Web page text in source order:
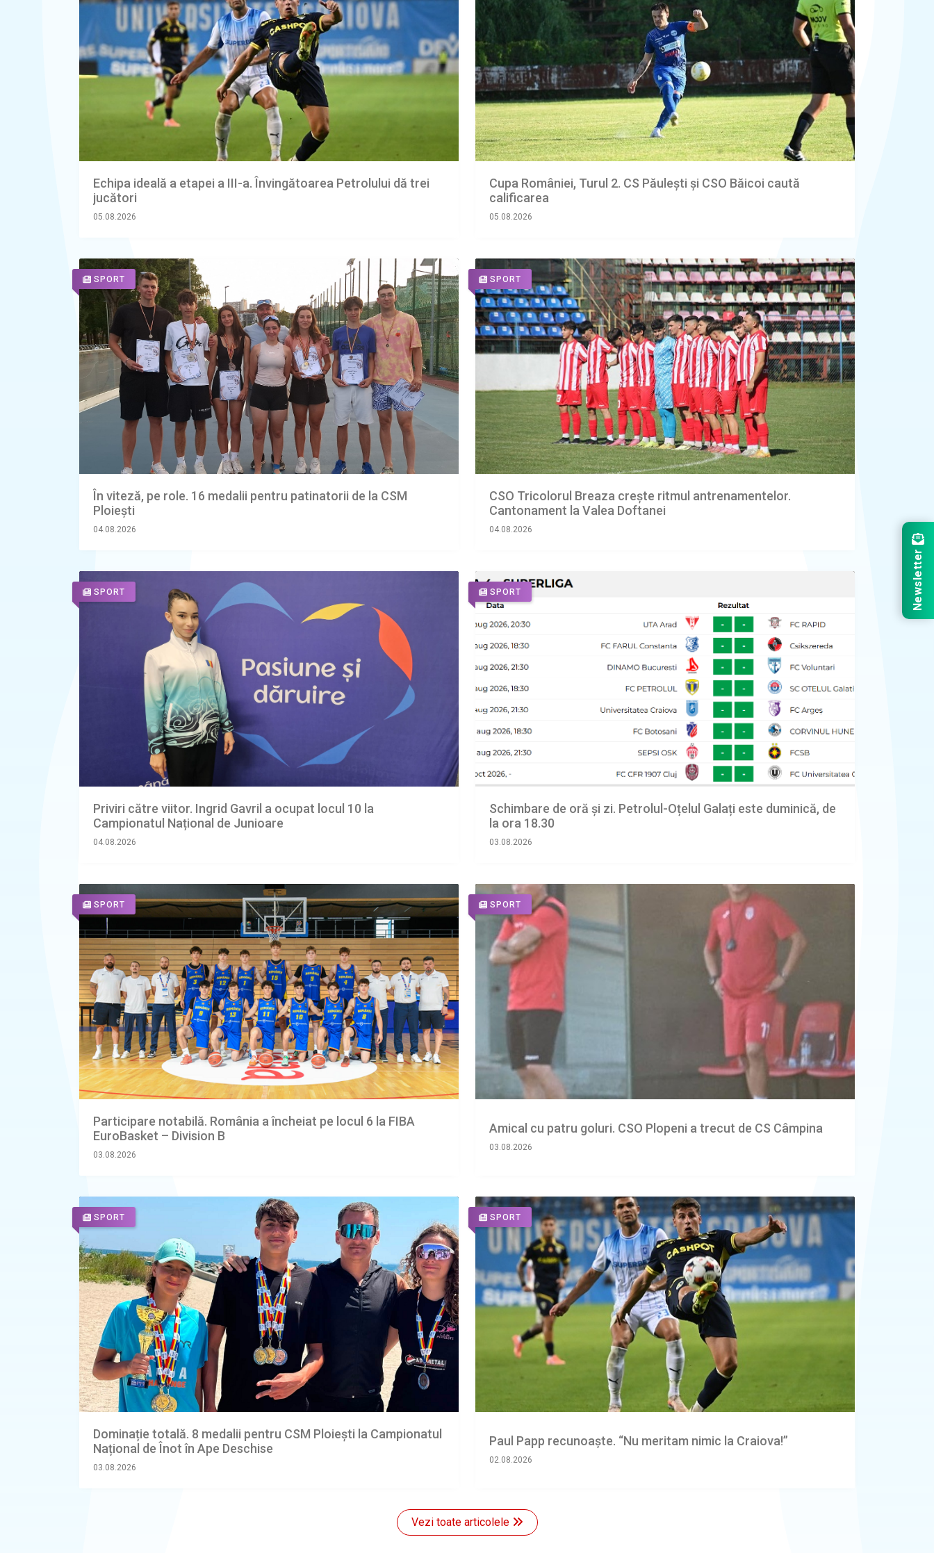
Echipa ideală a etapei a III-a. Învingătoarea Petrolului dă trei
jucători
05.08.2026
Cupa României, Turul 2. CS Păulești și CSO Băicoi caută
calificarea
05.08.2026
SPORT
În viteză, pe role. 16 medalii pentru patinatorii de la CSM
Ploiești
04.08.2026
SPORT
CSO Tricolorul Breaza crește ritmul antrenamentelor.
Cantonament la Valea Doftanei
04.08.2026
SPORT
Priviri către viitor. Ingrid Gavril a ocupat locul 10 la
Campionatul Național de Junioare
04.08.2026
SPORT
Schimbare de oră și zi. Petrolul-Oțelul Galați este duminică, de
la ora 18.30
03.08.2026
SPORT
Participare notabilă. România a încheiat pe locul 6 la FIBA
EuroBasket – Division B
03.08.2026
SPORT
Amical cu patru goluri. CSO Plopeni a trecut de CS Câmpina
03.08.2026
SPORT
Dominație totală. 8 medalii pentru CSM Ploiești la Campionatul
Național de Înot în Ape Deschise
03.08.2026
SPORT
Paul Papp recunoaşte. “Nu meritam nimic la Craiova!”
02.08.2026
Vezi toate articolele
Newsletter